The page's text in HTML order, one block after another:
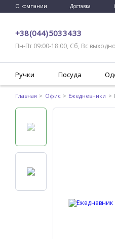
О компании Доставка
+38 (044) 503 34 33
Пн-Пт 09:00-18:00, Сб, Вс
Ручки Посуда
Главная Офис Ежедневники